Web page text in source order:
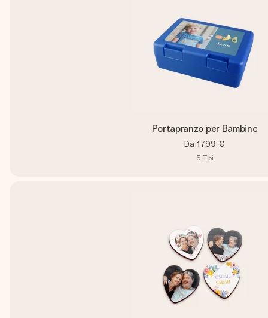
Portapranzo per Bambino
Da 17,99 €
5 Tipi